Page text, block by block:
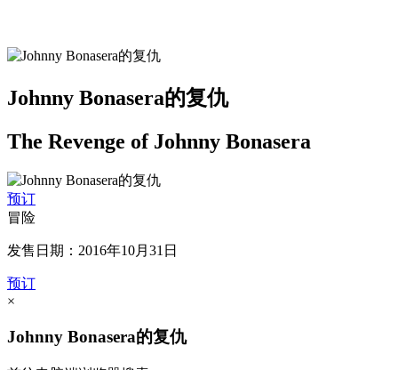
Johnny Bonasera的复仇
The Revenge of Johnny Bonasera
预订
冒险
发售日期：2016年10月31日
预订
×
Johnny Bonasera的复仇